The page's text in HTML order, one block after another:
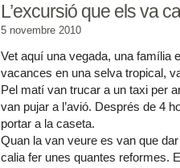
L’excursió que els va
5 novembre 2010
Vet aquí una vegada, una família
vacances en una selva tropical,
Pel matí van trucar a un taxi per
van pujar a l’avió. Després de 4
portar a la caseta.
Quan la van veure es van que
calia fer unes quantes reformes.